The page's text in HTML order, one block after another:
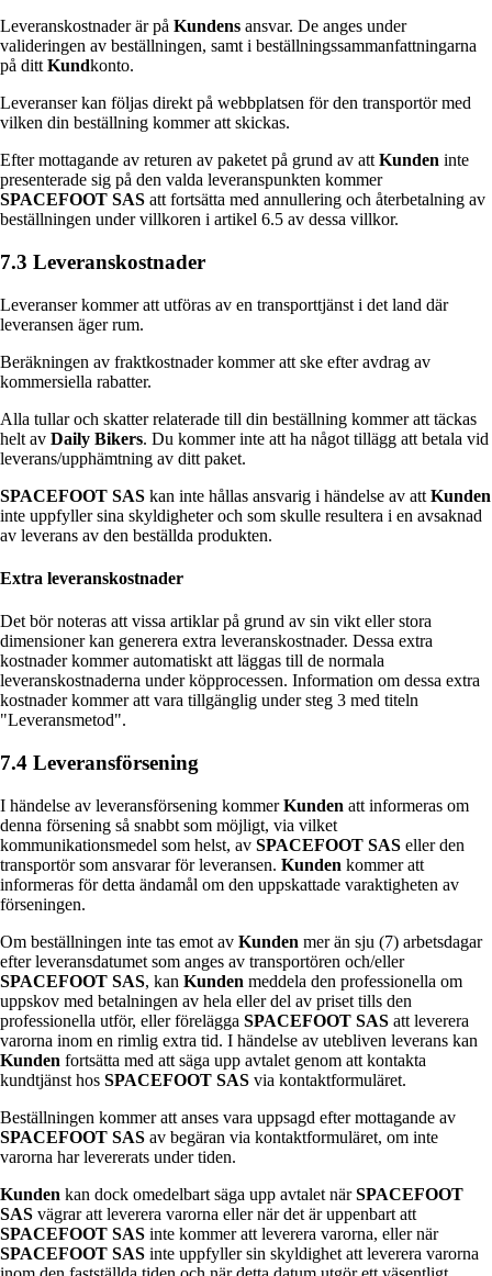
Leveranskostnader är på Kundens ansvar. De anges under
valideringen av beställningen, samt i beställningssammanfattningarna
på ditt Kundkonto.
Leveranser kan följas direkt på webbplatsen för den transportör med
vilken din beställning kommer att skickas.
Efter mottagande av returen av paketet på grund av att Kunden inte
presenterade sig på den valda leveranspunkten kommer
SPACEFOOT SAS att fortsätta med annullering och återbetalning av
beställningen under villkoren i artikel 6.5 av dessa villkor.
7.3 Leveranskostnader
Leveranser kommer att utföras av en transporttjänst i det land där
leveransen äger rum.
Beräkningen av fraktkostnader kommer att ske efter avdrag av
kommersiella rabatter.
Alla tullar och skatter relaterade till din beställning kommer att täckas
helt av Daily Bikers. Du kommer inte att ha något tillägg att betala vid
leverans/upphämtning av ditt paket.
SPACEFOOT SAS kan inte hållas ansvarig i händelse av att Kunden
inte uppfyller sina skyldigheter och som skulle resultera i en avsaknad
av leverans av den beställda produkten.
Extra leveranskostnader
Det bör noteras att vissa artiklar på grund av sin vikt eller stora
dimensioner kan generera extra leveranskostnader. Dessa extra
kostnader kommer automatiskt att läggas till de normala
leveranskostnaderna under köpprocessen. Information om dessa extra
kostnader kommer att vara tillgänglig under steg 3 med titeln
"Leveransmetod".
7.4 Leveransförsening
I händelse av leveransförsening kommerKunden att informeras om
denna försening så snabbt som möjligt, via vilket
kommunikationsmedel som helst, av SPACEFOOT SAS eller den
transportör som ansvarar för leveransen. Kunden kommer att
informeras för detta ändamål om den uppskattade varaktigheten av
förseningen.
Om beställningen inte tas emot av Kunden mer än sju (7) arbetsdagar
efter leveransdatumet som anges av transportören och/eller
SPACEFOOT SAS, kan Kunden meddela den professionella om
uppskov med betalningen av hela eller del av priset tills den
professionella utför, eller förelägga SPACEFOOT SAS att leverera
varorna inom en rimlig extra tid. I händelse av utebliven leverans kan
Kunden fortsätta med att säga upp avtalet genom att kontakta
kundtjänst hos SPACEFOOT SAS via kontaktformuläret.
Beställningen kommer att anses vara uppsagd efter mottagande av
SPACEFOOT SAS av begäran via kontaktformuläret, om inte
varorna har levererats under tiden.
Kunden kan dock omedelbart säga upp avtalet närSPACEFOOT
SAS vägrar att leverera varorna eller när det är uppenbart att
SPACEFOOT SAS inte kommer att leverera varorna, eller när
SPACEFOOT SAS inte uppfyller sin skyldighet att leverera varorna